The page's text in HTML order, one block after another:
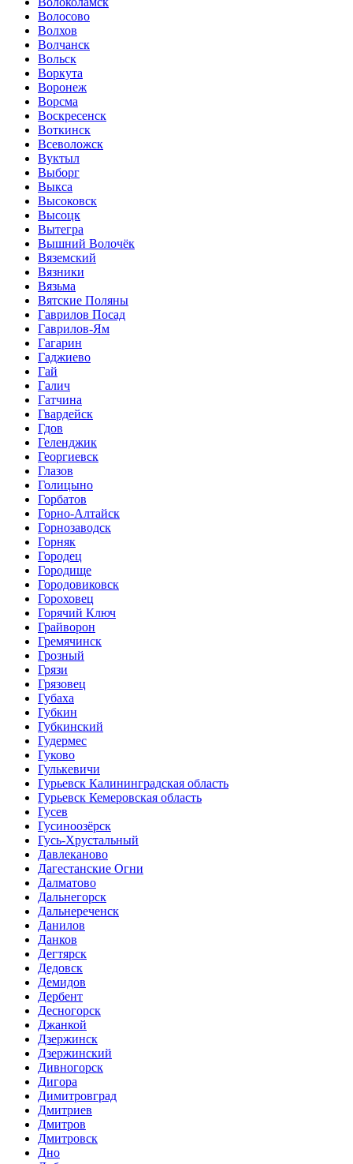
Волосово
Волхов
Волчанск
Вольск
Воркута
Воронеж
Ворсма
Воскресенск
Воткинск
Всеволожск
Вуктыл
Выборг
Выкса
Высоковск
Высоцк
Вытегра
Вышний Волочёк
Вяземский
Вязники
Вязьма
Вятские Поляны
Гаврилов Посад
Гаврилов-Ям
Гагарин
Гаджиево
Гай
Галич
Гатчина
Гвардейск
Гдов
Геленджик
Георгиевск
Глазов
Голицыно
Горбатов
Горно-Алтайск
Горнозаводск
Горняк
Городец
Городище
Городовиковск
Гороховец
Горячий Ключ
Грайворон
Гремячинск
Грозный
Грязи
Грязовец
Губаха
Губкин
Губкинский
Гудермес
Гуково
Гулькевичи
Гурьевск Калининградская область
Гурьевск Кемеровская область
Гусев
Гусиноозёрск
Гусь-Хрустальный
Давлеканово
Дагестанские Огни
Далматово
Дальнегорск
Дальнереченск
Данилов
Данков
Дегтярск
Дедовск
Демидов
Дербент
Десногорск
Джанкой
Дзержинск
Дзержинский
Дивногорск
Дигора
Димитровград
Дмитриев
Дмитров
Дмитровск
Дно